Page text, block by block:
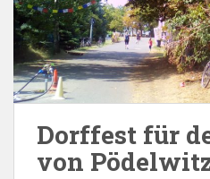
Dorffest für
von